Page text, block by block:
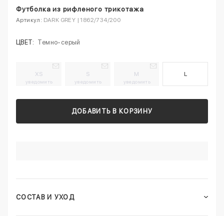
Футболка из рифленого трикотажа
Артикул: DARK GREY | 1862/734/200
ЦВЕТ: Темно-серый
XS
уведомить
S
уведомить
M
уведомить
L
ДОБАВИТЬ В КОРЗИНУ
СОСТАВ И УХОД